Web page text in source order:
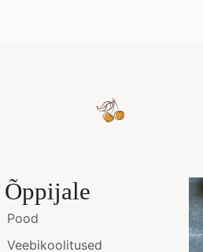
Õppijale
Pood
Veebikoolitused